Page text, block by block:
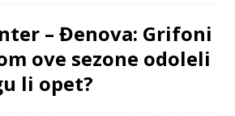
– Đenova: Grifoni
ove sezone odoleli
li opet?